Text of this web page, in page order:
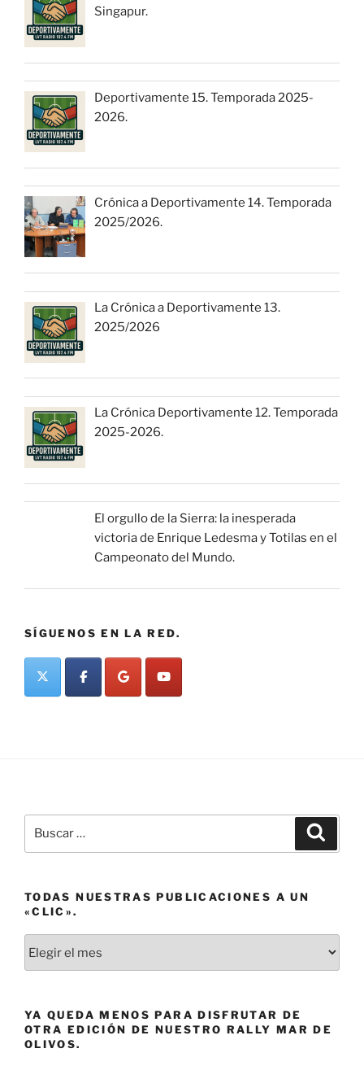
Singapur.
Deportivamente 15. Temporada 2025-
2026.
Crónica a Deportivamente 14. Temporada
2025/2026.
La Crónica a Deportivamente 13.
2025/2026
La Crónica Deportivamente 12. Temporada
2025-2026.
El orgullo de la Sierra: la inesperada
victoria de Enrique Ledesma y Totilas en el
Campeonato del Mundo.
SÍGUENOS EN LA RED.
por:
TODAS NUESTRAS PUBLICACIONES A UN
«CLIC».
nuestras
un
«clic».
YA QUEDA MENOS PARA DISFRUTAR DE
OTRA EDICIÓN DE NUESTRO RALLY MAR DE
OLIVOS.